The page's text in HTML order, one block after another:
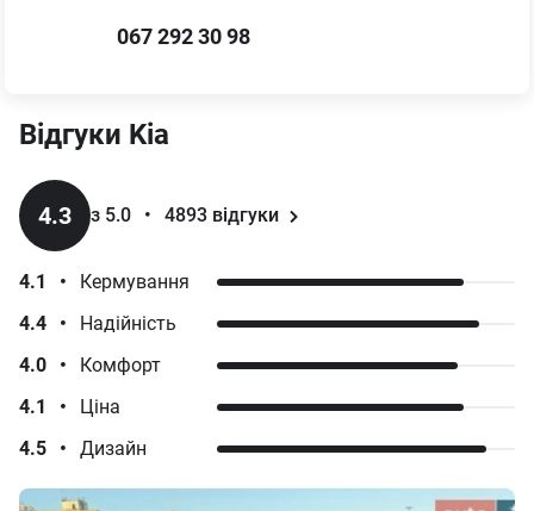
067 292 30 98
Відгуки Kia
4.3 з 5.0 • 4893 відгуки
4.1 •
Кермування
4.4
•
Надійність
4.0
•
Комфорт
4.1
•
Ціна
4.5
• Дизайн